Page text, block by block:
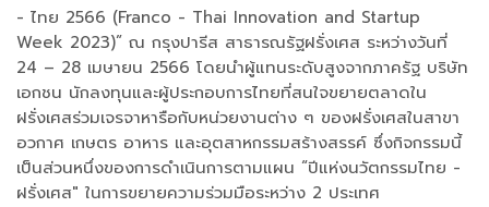
- ไทย 2566 (Franco - Thai Innovation and Startup
Week 2023)” ณ กรุงปารีส สาธารณรัฐฝรั่งเศส ระหว่างวันที่
24 – 28 เมษายน 2566 โดยนำผู้แทนระดับสูงจากภาครัฐ บริษัท
เอกชน นักลงทุนและผู้ประกอบการไทยที่สนใจขยายตลาดใน
ฝรั่งเศสร่วมเจรจาหารือกับหน่วยงานต่าง ๆ ของฝรั่งเศสในสาขา
อวกาศ เกษตร อาหาร และอุตสาหกรรมสร้างสรรค์ ซึ่งกิจกรรมนี้
เป็นส่วนหนึ่งของการดำเนินการตามแผน “ปีแห่งนวัตกรรมไทย -
ฝรั่งเศส" ในการขยายความร่วมมือระหว่าง 2 ประเทศ